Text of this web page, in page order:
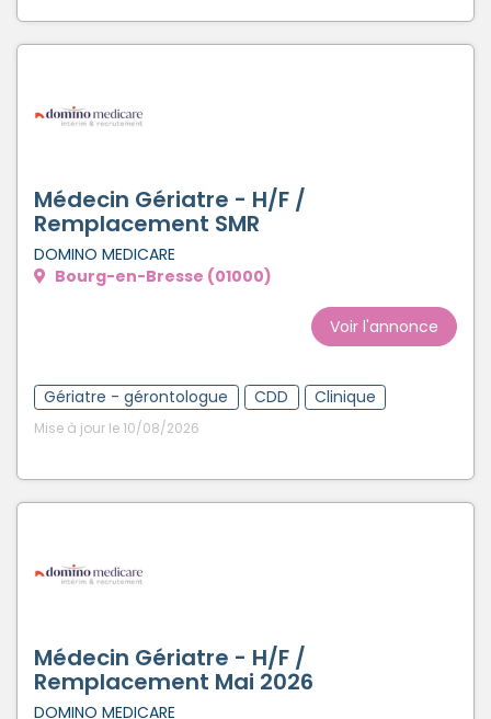
Médecin Gériatre - H/F /
Remplacement SMR
DOMINO MEDICARE
Bourg-en-Bresse (01000)
Voir l'annonce
Gériatre - gérontologue CDD Clinique
Mise à jour le 10/08/2026
Médecin Gériatre - H/F /
Remplacement Mai 2026
DOMINO MEDICARE